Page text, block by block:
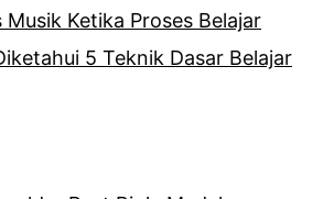
Ketika Proses Belajar
5 Teknik Dasar Belajar